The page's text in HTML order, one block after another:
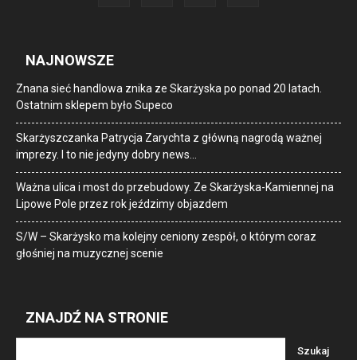
NAJNOWSZE
Znana sieć handlowa znika ze Skarżyska po ponad 20 latach.
Ostatnim sklepem było Supeco
Skarżyszczanka Patrycja Zarychta z główną nagrodą ważnej
imprezy. I to nie jedyny dobry news…
Ważna ulica i most do przebudowy. Ze Skarżyska-Kamiennej na
Lipowe Pole przez rok jeździmy objazdem
S/W – Skarżysko ma kolejny ceniony zespół, o którym coraz
głośniej na muzycznej scenie
ZNAJDŹ NA STRONIE